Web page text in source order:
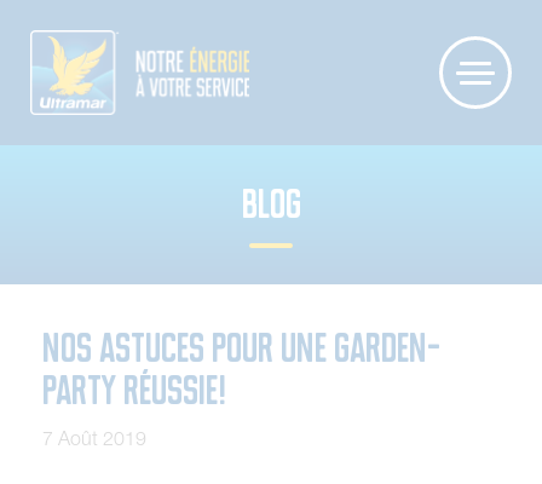
BLOG
Nos astuces pour une garden-
party réussie!
7 Août 2019